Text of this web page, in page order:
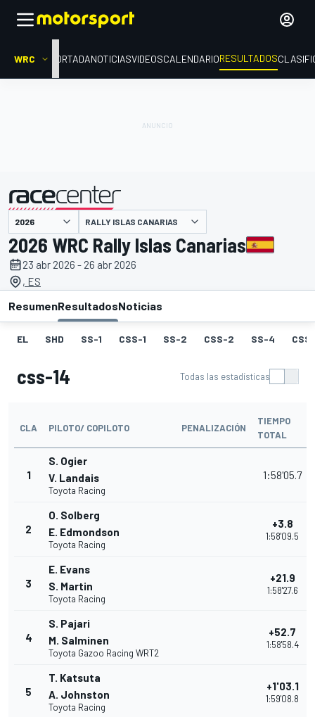
WRC PORTADANOTICIASVIDEOSCALENDARIORESULTADOS
presentado por RALLY ISLAS CANARIAS
2026 WRC Rally Islas Canarias
23 abr 2026 - 26 abr 2026
, ES
ResumenResultadosNoticias
EL SHD SS-1 CSS-1 SS-2 CSS-2 SS-4
css-14 Todas las estadísticas
CLA PILOTO/ COPILOTO PENALIZACIÓN
TIEMPO
TOTAL
1
S. Ogier
V. Landais
Toyota Racing
1:58'05.7
2
O. Solberg
E. Edmondson
Toyota Racing
+3.8
1:58'09.5
3
E. Evans
S. Martin
Toyota Racing
+21.9
1:58'27.6
4
S. Pajari
M. Salminen
Toyota Gazoo Racing WRT2
+52.7
1:58'58.4
5
T. Katsuta
A. Johnston
Toyota Racing
+1'03.1
1:59'08.8